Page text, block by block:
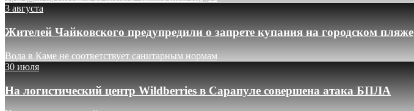
3 августа
Жителей Чайковского предупредили о запрете купания на городском пляже
Вода в Каме не соответствует санитарным нормам
30 июля
На логистический центр Wildberries в Сарапуле совершена атака БПЛА